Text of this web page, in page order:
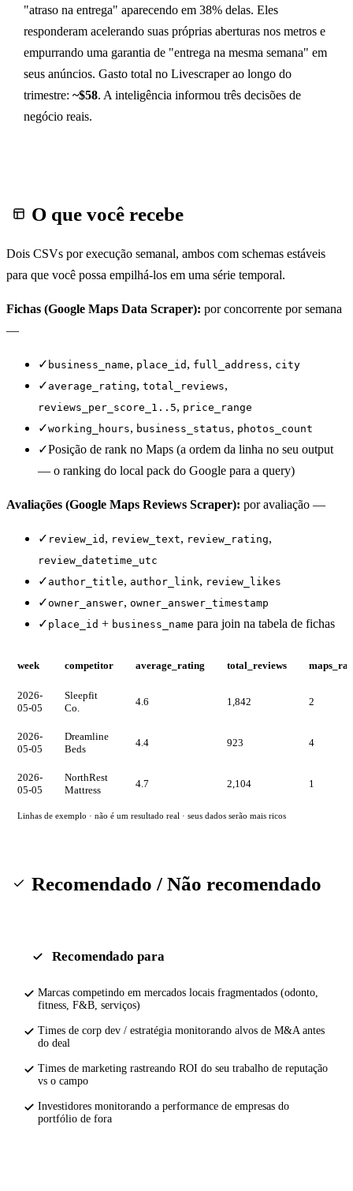
"atraso na entrega" aparecendo em 38% delas. Eles
responderam acelerando suas próprias aberturas nos metros e
empurrando uma garantia de "entrega na mesma semana" em
seus anúncios. Gasto total no Livescraper ao longo do
trimestre: ~$58. A inteligência informou três decisões de
negócio reais.
O que você recebe
Dois CSVs por execução semanal, ambos com schemas estáveis
para que você possa empilhá-los em uma série temporal.
Fichas (Google Maps Data Scraper): por concorrente por semana
—
✓ business_name, place_id , full_address, city
✓ average_rating, total_reviews,
reviews_per_score_1..5, price_range
✓working_hours, business_status, photos_count
✓Posição de rank no Maps (a ordem da linha no seu output
— o ranking do local pack do Google para a query)
Avaliações (Google Maps Reviews Scraper): por avaliação —
✓ review_id , review_text, review_rating,
review_datetime_utc
✓ author_title, author_link, review_likes
✓owner_answer, owner_answer_timestamp
✓ place_id + business_name para join na tabela de fichas
week competitor average_rating total_reviews
2026-
05-05
Sleepfit
Co.
4.6 1,842 2
2026-
05-05
Dreamline
Beds
4.4 923 4
2026-
05-05
NorthRest
Mattress
4.7 2,104 1
Linhas de exemplo · não é um resultado real · seus dados serão mais ricos
Recomendado / Não recomendado
Recomendado para
Marcas competindo em mercados locais fragmentados (odonto,
fitness, F&B, serviços)
Times de corp dev / estratégia monitorando alvos de M&A antes
do deal
Times de marketing rastreando ROI do seu trabalho de reputação
vs o campo
Investidores monitorando a performance de empresas do
portfólio de fora